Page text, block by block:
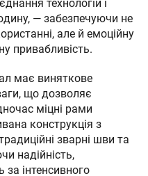
технологій і
— забезпечуючи не
але й емоційну
привабливість.
має виняткове
що дозволяє
міцні рами
конструкція з
зварні шви та
надійність,
за інтенсивного